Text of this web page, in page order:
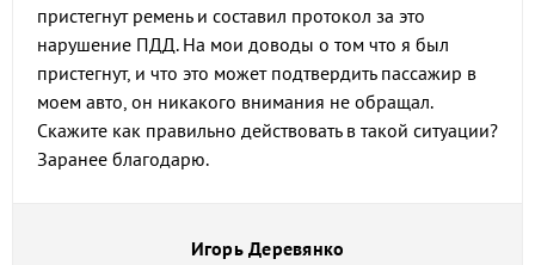
пристегнут ремень и составил протокол за это
нарушение ПДД. На мои доводы о том что я был
пристегнут, и что это может подтвердить пассажир в
моем авто, он никакого внимания не обращал.
Скажите как правильно действовать в такой ситуации?
Заранее благодарю.
Игорь Деревянко